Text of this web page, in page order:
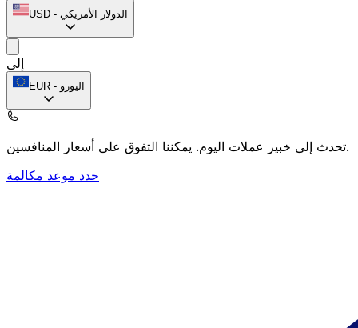
USD - الدولار الأمريكي
إلى
EUR - اليورو
تحدث إلى خبير عملات اليوم.يمكننا التفوق على أسعار المنافسين.
حدد موعد مكالمة